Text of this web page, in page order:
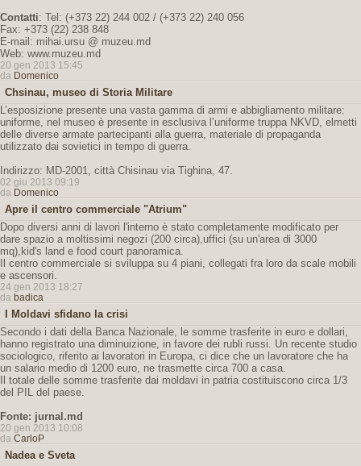
Contatti: Tel: (+373 22) 244 002 / (+373 22) 240 056
Fax: +373 (22) 238 848
E-mail: mihai.ursu @ muzeu.md
Web: www.muzeu.md
20 gen 2013 15:45
da Domenico
Chsinau, museo di Storia Militare
L’esposizione presente una vasta gamma di armi e abbigliamento militare:
uniforme, nel museo è presente in esclusiva l’uniforme truppa NKVD, elmetti
delle diverse armate partecipanti alla guerra, materiale di propaganda
utilizzato dai sovietici in tempo di guerra.
Indirizzo: MD-2001, città Chisinau via Tighina, 47.
02 giu 2013 09:19
da Domenico
Apre il centro commerciale "Atrium"
Dopo diversi anni di lavori l'interno è stato completamente modificato per
dare spazio a moltissimi negozi (200 circa),uffici (su un'area di 3000
mq),kid's land e food court panoramica.
Il centro commerciale si sviluppa su 4 piani, collegati fra loro da scale mobili
e ascensori.
24 gen 2013 18:27
da badica
I Moldavi sfidano la crisi
Secondo i dati della Banca Nazionale, le somme trasferite in euro e dollari,
hanno registrato una diminuizione, in favore dei rubli russi. Un recente studio
sociologico, riferito ai lavoratori in Europa, ci dice che un lavoratore che ha
un salario medio di 1200 euro, ne trasmette circa 700 a casa.
Il totale delle somme trasferite dai moldavi in patria costituiscono circa 1/3
del PIL del paese.
Fonte: jurnal.md
20 gen 2013 10:08
da CarloP
Nadea e Sveta